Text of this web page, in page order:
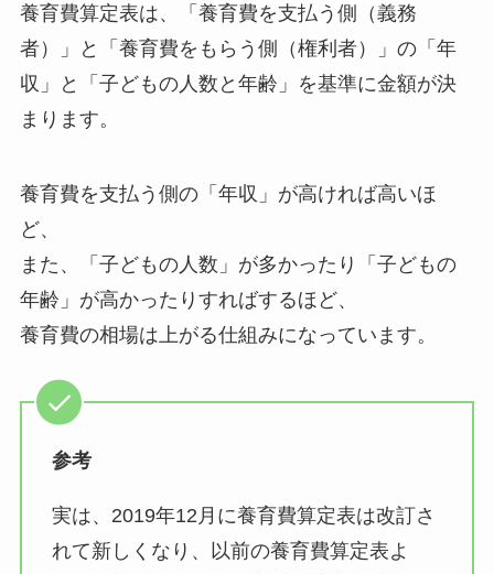
養育費算定表は、「養育費を支払う側（義務
者）」と「養育費をもらう側（権利者）」の「年
収」と「子どもの人数と年齢」を基準に金額が決
まります。
養育費を支払う側の「年収」が高ければ高いほ
ど、
また、「子どもの人数」が多かったり「子どもの
年齢」が高かったりすればするほど、
養育費の相場は上がる仕組みになっています。
参考
実は、2019年12月に養育費算定表は改訂さ
れて新しくなり、以前の養育費算定表よ